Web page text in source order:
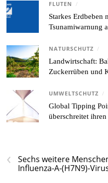
FLUTEN /
Starkes Erdbeben
Tsunamiwarnung
NATURSCHUTZ /
Landwirtschaft:
Zuckerrüben und
UMWELTSCHUTZ /
Global Tipping
überschreitet
‹
Sechs weitere
Influenza-A-(H7N9)-